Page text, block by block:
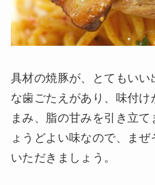
具材の焼豚が、とてもいい
な歯ごたえがあり、味付け
まみ、脂の甘みを引き立
ょうどよい味なので、ま
いただきましょう。